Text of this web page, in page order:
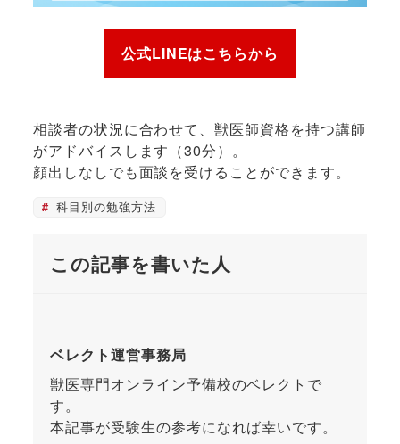
公式LINEはこちらから
相談者の状況に合わせて、獣医師資格を持つ講師
がアドバイスします（30分）。
顔出しなしでも面談を受けることができます。
科目別の勉強方法
この記事を書いた人
ベレクト運営事務局
獣医専門オンライン予備校のベレクトで
す。
本記事が受験生の参考になれば幸いです。